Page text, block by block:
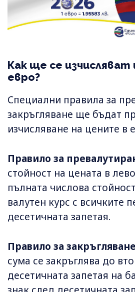
Как ще се
евро?
Специални правила за
закръгляване ще бъдат
изчисляване на цените в
Правило за
стойност на цената в
пълната числова
валутен курс с всичките
десетичната запетая.
Правило за закръгляване
сума се закръглява до
десетичната запетая на